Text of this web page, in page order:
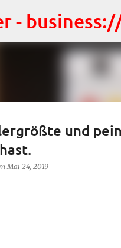
-
und
Mai 24, 2019